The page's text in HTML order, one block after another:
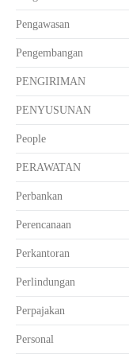
Pengawasan
Pengembangan
PENGIRIMAN
PENYUSUNAN
People
PERAWATAN
Perbankan
Perencanaan
Perkantoran
Perlindungan
Perpajakan
Personal